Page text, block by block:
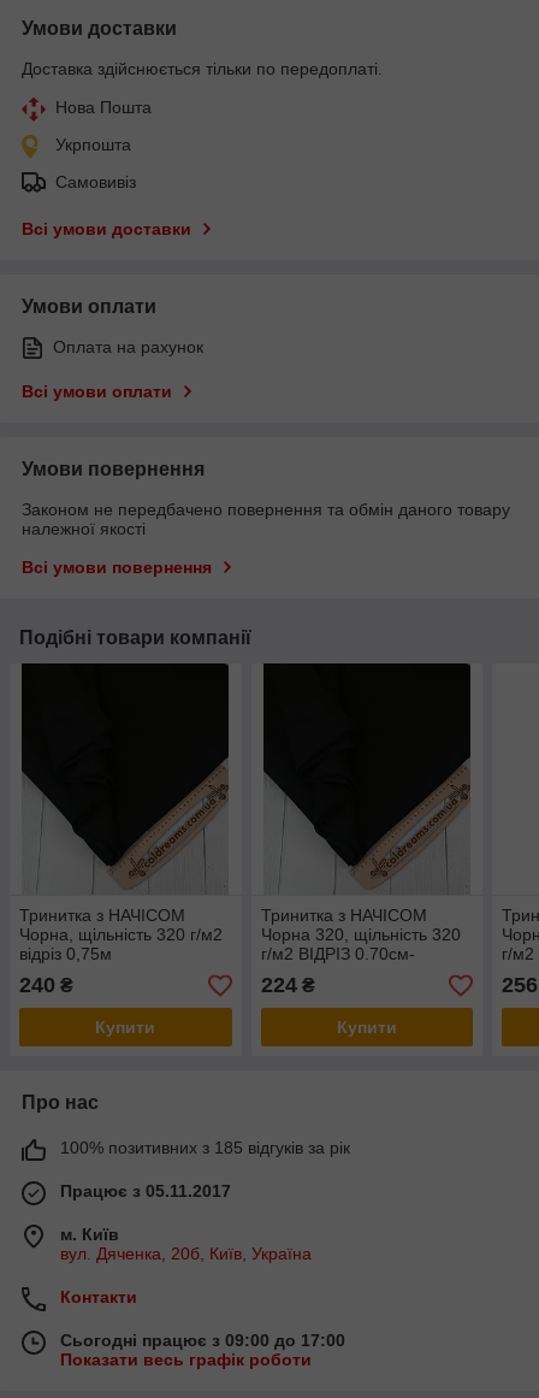
Умови доставки
Доставка здійснюється тільки по передоплаті.
Нова Пошта
Укрпошта
Самовивіз
Всі умови доставки
Умови оплати
Оплата на рахунок
Всі умови оплати
Умови повернення
Законом не передбачено повернення та обмін даного товару
належної якості
Всі умови повернення
Подібні товари компанії
Тринитка з НАЧІСОМ
Чорна, щільність 320 г/м2
відріз 0,75м
240 ₴
Купити
Тринитка з НАЧІСОМ
Чорна 320, щільність 320
г/м2 ВІДРІЗ 0.70см-
Забруднення від крайки
224₴
Купити
г/м2
256
Про нас
100% позитивних з 185 відгуків за рік
Працює з 05.11.2017
м. Київ
вул. Дяченка, 20б, Київ, Україна
Контакти
Сьогодні працює з 09:00 до 17:00
Показати весь графік роботи